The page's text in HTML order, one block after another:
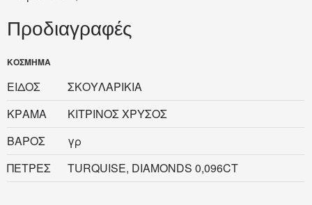
Προδιαγραφές
ΚΟΣΜΗΜΑ
ΕΙΔΟΣ
ΣΚΟΥΛΑΡΙΚΙΑ
ΚΡΑΜΑ
ΚΙΤΡΙΝΟΣ ΧΡΥΣΟΣ
ΒΑΡΟΣ
γρ
ΠΕΤΡΕΣ
TURQUISE, DIAMONDS 0,096CT